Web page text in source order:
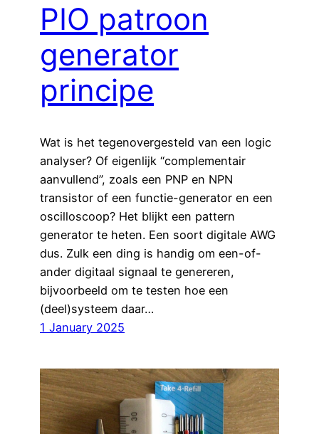
PIO patroon​
generator
principe
Wat is het tegenovergesteld van een logic
analyser? Of eigenlijk “complementair
aanvullend”, zoals een PNP en NPN
transistor of een functie-generator en een
oscilloscoop? Het blijkt een pattern
generator te heten. Een soort digitale AWG
dus. Zulk een ding is handig om een-of-
ander digitaal signaal te genereren,
bijvoorbeeld om te testen hoe een
(deel)systeem daar…
1 January 2025